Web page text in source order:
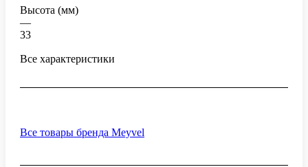
Высота (мм)
—
33
Все характеристики
Все товары бренда Meyvel